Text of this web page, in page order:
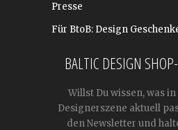
Presse
Für BtoB: Design
BALTIC DESIGN
Willst Du wissen, was
Designerszene aktuell
den Newsletter und